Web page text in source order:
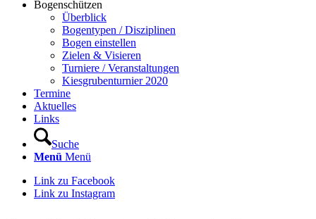
Bogenschützen
Überblick
Bogentypen / Disziplinen
Bogen einstellen
Zielen & Visieren
Turniere / Veranstaltungen
Kiesgrubenturnier 2020
Termine
Aktuelles
Links
Suche
Menü Menü
Link zu Facebook
Link zu Instagram